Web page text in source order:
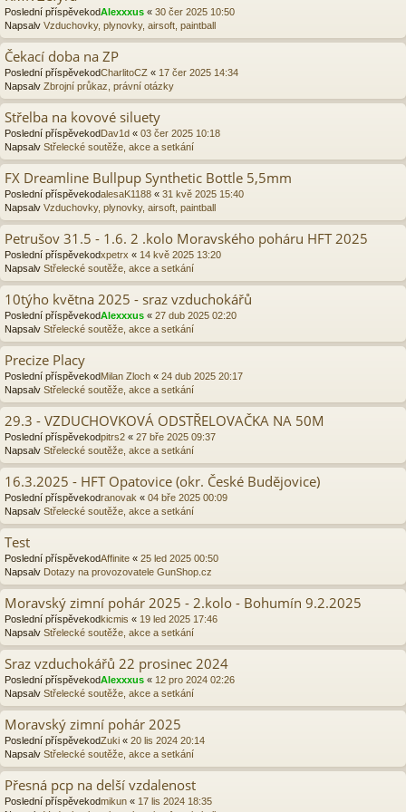
Poslední příspěvekodAlexxxus « 30 čer 2025 10:50
Napsalv Vzduchovky, plynovky, airsoft, paintball
Čekací doba na ZP
Poslední příspěvekodCharlitoCZ « 17 čer 2025 14:34
Napsalv Zbrojní průkaz, právní otázky
Střelba na kovové siluety
Poslední příspěvekodDav1d « 03 čer 2025 10:18
Napsalv Střelecké soutěže, akce a setkání
FX Dreamline Bullpup Synthetic Bottle 5,5mm
Poslední příspěvekodalesaK1188 « 31 kvě 2025 15:40
Napsalv Vzduchovky, plynovky, airsoft, paintball
Petrušov 31.5 - 1.6. 2 .kolo Moravského poháru HFT 2025
Poslední příspěvekodxpetrx « 14 kvě 2025 13:20
Napsalv Střelecké soutěže, akce a setkání
10týho května 2025 - sraz vzduchokářů
Poslední příspěvekodAlexxxus « 27 dub 2025 02:20
Napsalv Střelecké soutěže, akce a setkání
Precize Placy
Poslední příspěvekodMilan Zloch « 24 dub 2025 20:17
Napsalv Střelecké soutěže, akce a setkání
29.3 - VZDUCHOVKOVÁ ODSTŘELOVAČKA NA 50M
Poslední příspěvekodpitrs2 « 27 bře 2025 09:37
Napsalv Střelecké soutěže, akce a setkání
16.3.2025 - HFT Opatovice (okr. České Budějovice)
Poslední příspěvekodranovak « 04 bře 2025 00:09
Napsalv Střelecké soutěže, akce a setkání
Test
Poslední příspěvekodAffinite « 25 led 2025 00:50
Napsalv Dotazy na provozovatele GunShop.cz
Moravský zimní pohár 2025 - 2.kolo - Bohumín 9.2.2025
Poslední příspěvekodkicmis « 19 led 2025 17:46
Napsalv Střelecké soutěže, akce a setkání
Sraz vzduchokářů 22 prosinec 2024
Poslední příspěvekodAlexxxus « 12 pro 2024 02:26
Napsalv Střelecké soutěže, akce a setkání
Moravský zimní pohár 2025
Poslední příspěvekodZuki « 20 lis 2024 20:14
Napsalv Střelecké soutěže, akce a setkání
Přesná pcp na delší vzdalenost
Poslední příspěvekodmikun « 17 lis 2024 18:35